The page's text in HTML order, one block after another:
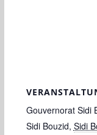
Gouvernorat Sidi
Sidi Bouzid, Sidi